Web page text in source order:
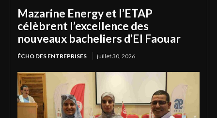
Mazarine Energy et l’ETAP
célèbrent l’excellence des
nouveaux bacheliers d’El Faouar
ÉCHO DES ENTREPRISES juillet 30, 2026